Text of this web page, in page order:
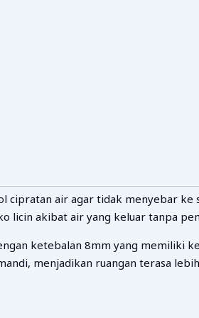
air agar tidak menyebar ke
licin akibat air yang keluar tanpa
ketebalan 8mm yang memiliki
menjadikan ruangan terasa